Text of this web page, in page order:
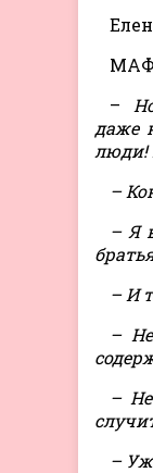
–
даже
люди!
–
– Я
– И
–
–
–